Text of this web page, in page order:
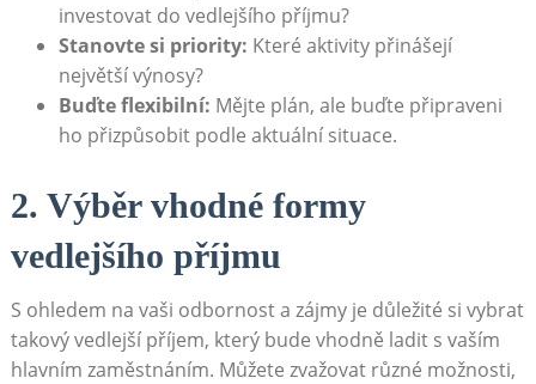
investovat do vedlejšího příjmu?
Stanovte ⁢si priority: Které aktivity přinášejí
největší výnosy?
Buďte flexibilní: Mějte plán, ale buďte připraveni
ho přizpůsobit podle aktuální ​situace.
2. Výběr⁣ vhodné formy
vedlejšího příjmu
S ohledem na vaši odbornost a zájmy je důležité si vybrat
⁣takový⁢ vedlejší příjem, ⁤který bude vhodně ladit s vaším
hlavním zaměstnáním. Můžete ⁣zvažovat ​různé možnosti,‍